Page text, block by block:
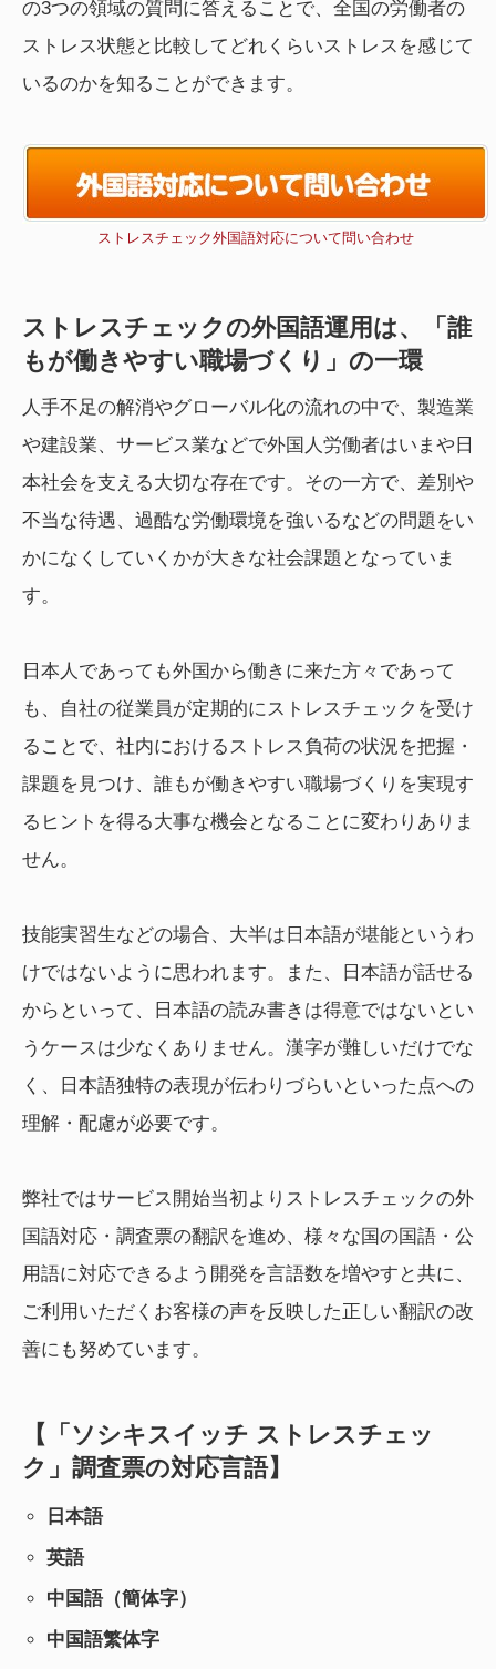
の3つの領域の質問に答えることで、全国の労働者の
ストレス状態と比較してどれくらいストレスを感じて
いるのかを知ることができます。
ストレスチェック外国語対応について問い合わせ
ストレスチェックの外国語運用は、「誰
もが働きやすい職場づくり」の一環
人手不足の解消やグローバル化の流れの中で、製造業
や建設業、サービス業などで外国人労働者はいまや日
本社会を支える大切な存在です。その一方で、差別や
不当な待遇、過酷な労働環境を強いるなどの問題をい
かになくしていくかが大きな社会課題となっていま
す。
日本人であっても外国から働きに来た方々であって
も、自社の従業員が定期的にストレスチェックを受け
ることで、社内におけるストレス負荷の状況を把握・
課題を見つけ、誰もが働きやすい職場づくりを実現す
るヒントを得る大事な機会となることに変わりありま
せん。
技能実習生などの場合、大半は日本語が堪能というわ
けではないように思われます。また、日本語が話せる
からといって、日本語の読み書きは得意ではないとい
うケースは少なくありません。漢字が難しいだけでな
く、日本語独特の表現が伝わりづらいといった点への
理解・配慮が必要です。
弊社ではサービス開始当初よりストレスチェックの外
国語対応・調査票の翻訳を進め、様々な国の国語・公
用語に対応できるよう開発を言語数を増やすと共に、
ご利用いただくお客様の声を反映した正しい翻訳の改
善にも努めています。
【「ソシキスイッチ ストレスチェッ
ク」調査票の対応言語】
日本語
英語
中国語（簡体字）
中国語繁体字